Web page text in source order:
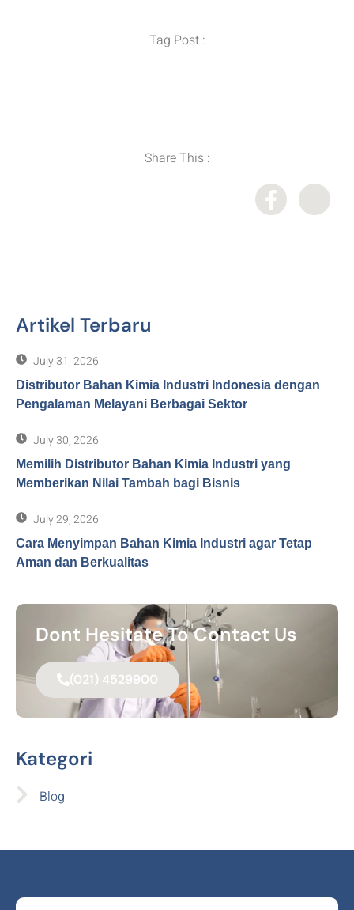
Tag Post :
Share This :
Artikel Terbaru
July 31, 2026
Distributor Bahan Kimia Industri Indonesia dengan
Pengalaman Melayani Berbagai Sektor
July 30, 2026
Memilih Distributor Bahan Kimia Industri yang
Memberikan Nilai Tambah bagi Bisnis
July 29, 2026
Cara Menyimpan Bahan Kimia Industri agar Tetap
Aman dan Berkualitas
Dont Hesitate To Contact Us
(021) 4529900
Kategori
Blog